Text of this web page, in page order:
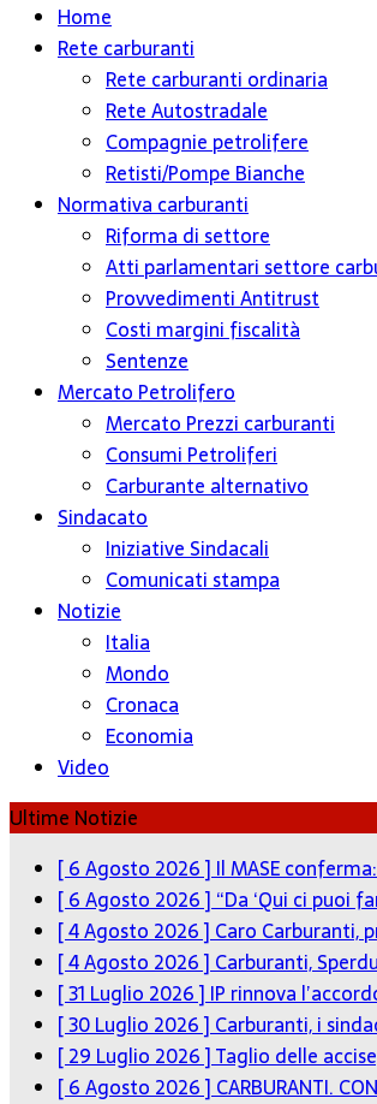
Home
Rete carburanti
Rete carburanti ordinaria
Rete Autostradale
Compagnie petrolifere
Retisti/Pompe Bianche
Normativa carburanti
Riforma di settore
Atti parlamentari settore
Provvedimenti Antitrust
Costi margini fiscalità
Sentenze
Mercato Petrolifero
Mercato Prezzi carburanti
Consumi Petroliferi
Carburante alternativo
Sindacato
Iniziative Sindacali
Comunicati stampa
Notizie
Italia
Mondo
Cronaca
Economia
Video
Ultime Notizie
[ 6 Agosto 2026 ] Il MASE
[ 6 Agosto 2026 ] “Da ‘Qui ci puoi
[ 4 Agosto 2026 ] Caro Carburanti,
[ 4 Agosto 2026 ] Carburanti,
[ 31 Luglio 2026 ] IP rinnova
[ 30 Luglio 2026 ] Carburanti, i
[ 29 Luglio 2026 ]Taglio delle
[ 6 Agosto 2026 ] CARBURANTI.